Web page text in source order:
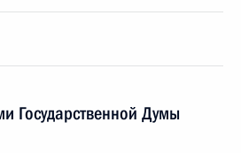
Государственной Думы